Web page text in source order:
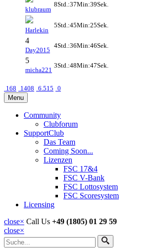
klubraum
8Std.:37Min:39Sek.
Harlekin
5Std.:45Min:25Sek.
4
Day2015
4Std.:36Min:46Sek.
5
micha221
3Std.:48Min:47Sek.
168 1408 6.515 0
Menu
Community
Clubforum
SupportClub
Das Team
Coming Soon...
Lizenzen
FSC 17&4
FSC V-Bank
FSC Lottosystem
FSC Scoresystem
Licensing
close× Call Us +49 (1805) 01 29 59
close×